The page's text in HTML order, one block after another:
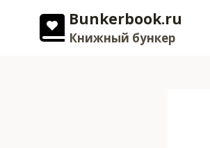
содержимому
Bunkerbook.ru
Книжный бункер